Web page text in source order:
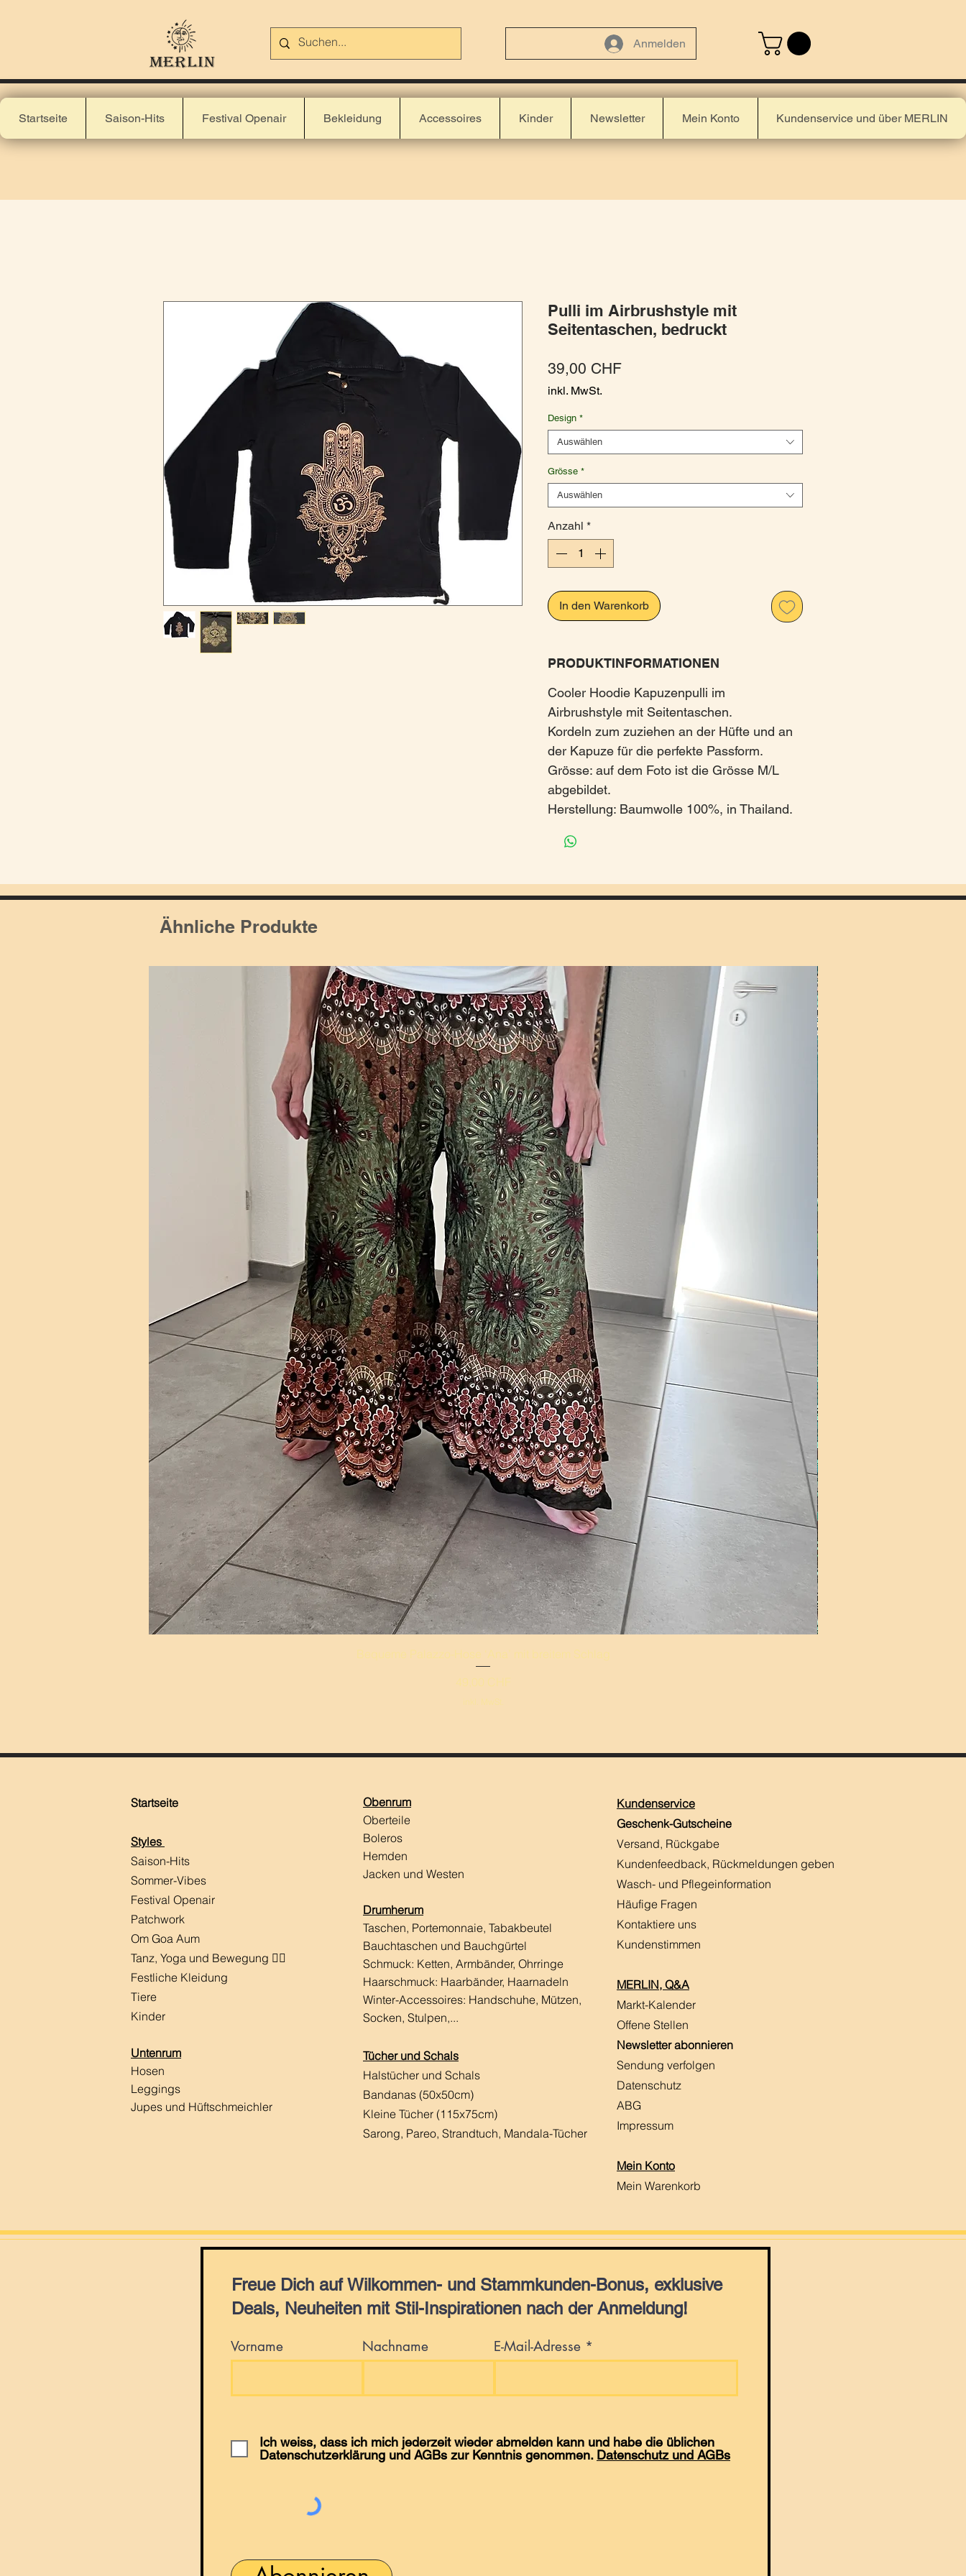
Anmelden
Startseite Saison-Hits Festival Openair Bekleidung Accessoires Kinder Newsletter Mein Konto Kundenservice und über MERLIN
Pulli im Airbrushstyle mit
Seitentaschen, bedruckt
39,00 CHFPreis
inkl. MwSt.
Design *
Auswählen
Grösse *
Auswählen
Anzahl *
In den Warenkorb
PRODUKTINFORMATIONEN
Cooler Hoodie Kapuzenpulli im
Airbrushstyle mit Seitentaschen.
Kordeln zum zuziehen an der Hüfte und an
der Kapuze für die perfekte Passform.
Grösse: auf dem Foto ist die Grösse M/L
abgebildet.
Herstellung: Baumwolle 100%, in Thailand.
Ähnliche Produkte
Schnellansicht
Bequeme Palazzo-Hose ‘Ana’ mit breitem Schlag
Preis
49,00 CHF
inkl. MwSt.
Startseite
Styles
Saison-Hits
​Sommer-Vibes
Festival Openair
Patchwork
Om Goa Aum
Tanz, Yoga und Bewegung 🧘‍♀️
Festliche Kleidung
Tiere
Kinder
Untenrum
Hosen
Leggings
Jupes und Hüftschmeichler
Obenrum
Oberteile
Boleros
Hemden
Jacken und Westen
Drumherum
Taschen, Portemonnaie, Tabakbeutel
Bauchtaschen und Bauchgürtel
Schmuck: Ketten, Armbänder, Ohrringe
Haarschmuck: Haarbänder, Haarnadeln
Winter-Accessoires: Handschuhe, Mützen,
Socken, Stulpen,...
Tücher und Schals
Halstücher und Schals
Bandanas (50x50cm)
Kleine Tücher (115x75cm)
Sarong, Pareo, Strandtuch, Mandala-Tücher
Kundenservice
Geschenk-Gutscheine
Versand, Rückgabe
Kundenfeedback, Rückmeldungen ​ geben
Wasch- und Pflegeinformation
Häufige Fragen
Kontaktiere uns
Kundenstimmen
MERLIN, Q&A
Markt-Kalender
Offene Stellen
Newsletter abonnieren
Sendung verfolgen
Datenschutz
ABG
Impressum
Mein Konto
Mein Warenkorb
Freue Dich auf Wilkommen- und Stammkunden-Bonus, exklusive
Deals, Neuheiten mit Stil-Inspirationen nach der Anmeldung!
Vorname Nachname E-Mail-Adresse
Ich weiss, dass ich mich jederzeit wieder abmelden kann und habe die üblichen
Datenschutzerklärung und AGBs zur Kenntnis genommen. Datenschutz und AGBs